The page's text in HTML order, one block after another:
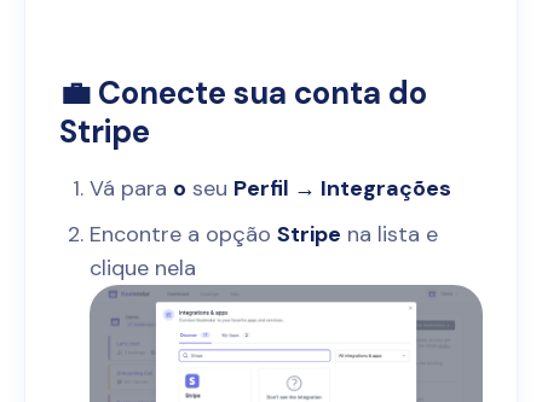
💼 Conecte sua conta do
Stripe
Vá para o seu Perfil → Integrações
Encontre a opção Stripe na lista e
clique nela